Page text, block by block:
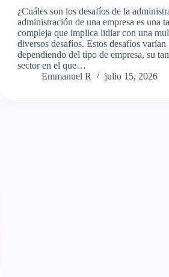
¿Cuáles son los desafíos de la
administración de una empresa es una
compleja que implica lidiar con una
diversos desafíos. Estos desafíos varían
dependiendo del tipo de empresa, su
sector en el que…
Emmanuel R
julio 15, 2026